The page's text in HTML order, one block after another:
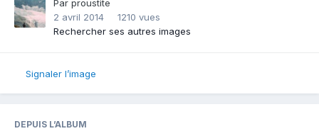
Par proustite
2 avril 2014
1210 vues
Rechercher ses autres images
Signaler l’image
DEPUIS L’ALBUM